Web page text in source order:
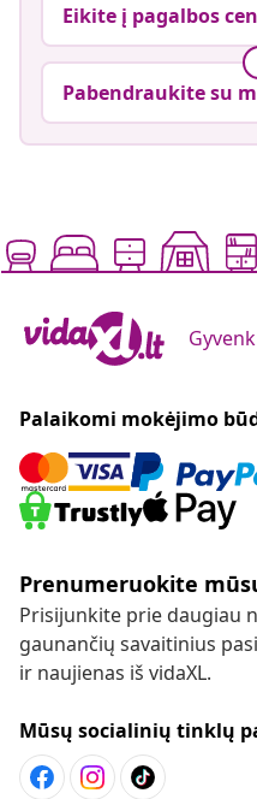
Eikite į pagalbos
Pabendraukite su
Palaikomi mokėjimo
Prenumeruokite
Prisijunkite prie daugiau
gaunančių savaitinius
ir naujienas iš vidaXL.
Mūsų socialinių tinklų